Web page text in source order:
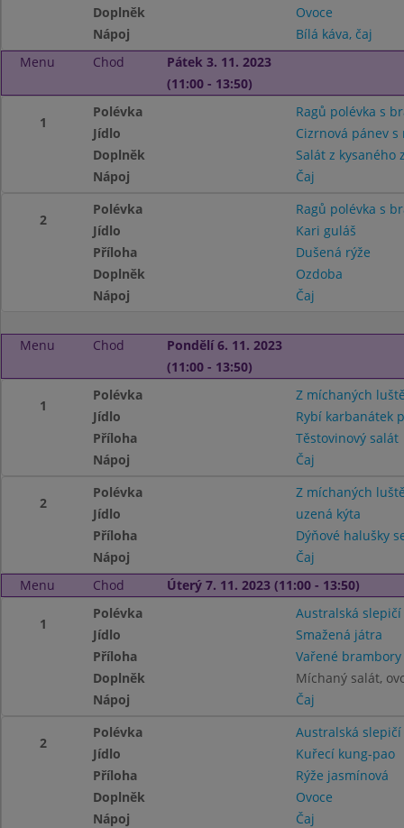
Doplněk
Ovoce
Nápoj
Bílá káva, čaj
Menu
Chod
Pátek 3. 11. 2023
(11:00 - 13:50)
1
Polévka
Ragů polévka s
Jídlo
Cizrnová pánev s
Doplněk
Salát z kysaného
Nápoj
Čaj
2
Polévka
Ragů polévka s
Jídlo
Kari guláš
Příloha
Dušená rýže
Doplněk
Ozdoba
Nápoj
Čaj
Menu Chod
Pondělí 6. 11. 2023
(11:00 - 13:50)
1
Polévka
Z míchaných
Jídlo
Rybí karbanátek
Příloha
Těstovinový salát
Nápoj
Čaj
2
Polévka
Z míchaných
Jídlo
uzená kýta
Příloha
Dýňové halušky
Nápoj
Čaj
Menu
Chod Úterý 7. 11. 2023 (11:00 - 13:50)
1
Polévka
Australská slepičí
Jídlo
Smažená játra
Příloha
Vařené
Doplněk
Míchaný salát,
Nápoj
Čaj
2
Polévka
Australská slepičí
Jídlo
Kuřecí kung-pao
Příloha
Rýže jasmínová
Doplněk
Ovoce
Nápoj
Čaj